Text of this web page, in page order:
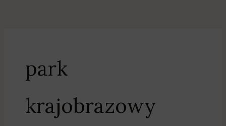
park
krajobrazowy